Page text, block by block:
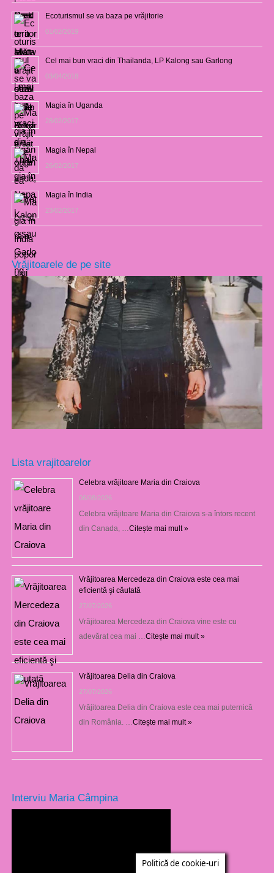
Ecoturismul se va baza pe vrăjitorie
01/02/2019
Cel mai bun vraci din Thailanda, LP Kalong sau Garlong
03/04/2018
Magia în Uganda
28/02/2017
Magia în Nepal
26/02/2017
Magia în India
23/02/2017
Vrăjitoarele de pe site
Lista vrajitoarelor
Celebra vrăjitoare Maria din Craiova
06/08/2026
Celebra vrăjitoare Maria din Craiova s-a întors recent
din Canada, … Citește mai mult »
Vrăjitoarea Mercedeza din Craiova este cea mai
eficientă şi căutată
27/07/2026
Vrăjitoarea Mercedeza din Craiova vine este cu
adevărat cea mai … Citește mai mult »
Vrăjitoarea Delia din Craiova
27/07/2026
Vrăjitoarea Delia din Craiova este cea mai puternică
din România. … Citește mai mult »
Interviu Maria Câmpina
Politică de cookie-uri